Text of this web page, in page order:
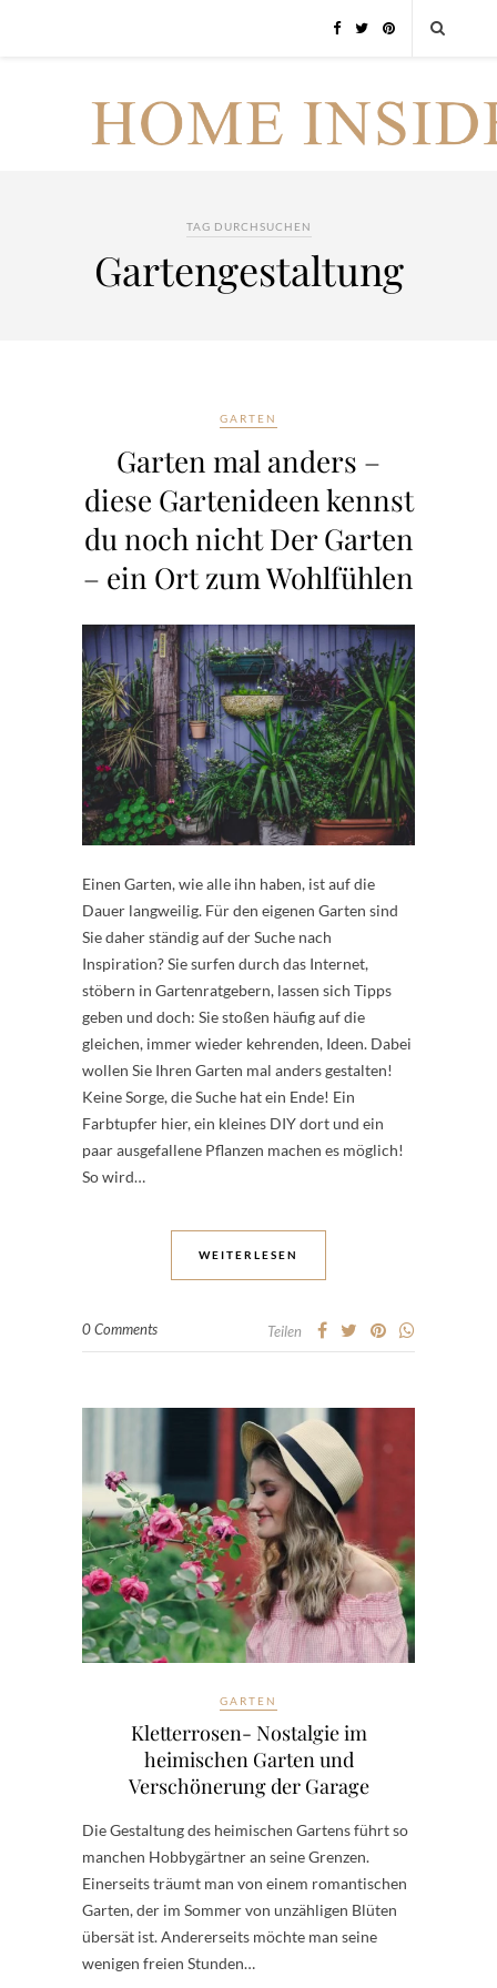
TAG DURCHSUCHEN
Gartengestaltung
GARTEN
Garten mal anders –
diese Gartenideen kennst
du noch nicht Der Garten
– ein Ort zum Wohlfühlen
Einen Garten, wie alle ihn haben, ist auf die
Dauer langweilig. Für den eigenen Garten sind
Sie daher ständig auf der Suche nach
Inspiration? Sie surfen durch das Internet,
stöbern in Gartenratgebern, lassen sich Tipps
geben und doch: Sie stoßen häufig auf die
gleichen, immer wieder kehrenden, Ideen. Dabei
wollen Sie Ihren Garten mal anders gestalten!
Keine Sorge, die Suche hat ein Ende! Ein
Farbtupfer hier, ein kleines DIY dort und ein
paar ausgefallene Pflanzen machen es möglich!
So wird…
WEITERLESEN
0 Comments Teilen
GARTEN
Kletterrosen- Nostalgie im
heimischen Garten und
Verschönerung der Garage
Die Gestaltung des heimischen Gartens führt so
manchen Hobbygärtner an seine Grenzen.
Einerseits träumt man von einem romantischen
Garten, der im Sommer von unzähligen Blüten
übersät ist. Andererseits möchte man seine
wenigen freien Stunden…